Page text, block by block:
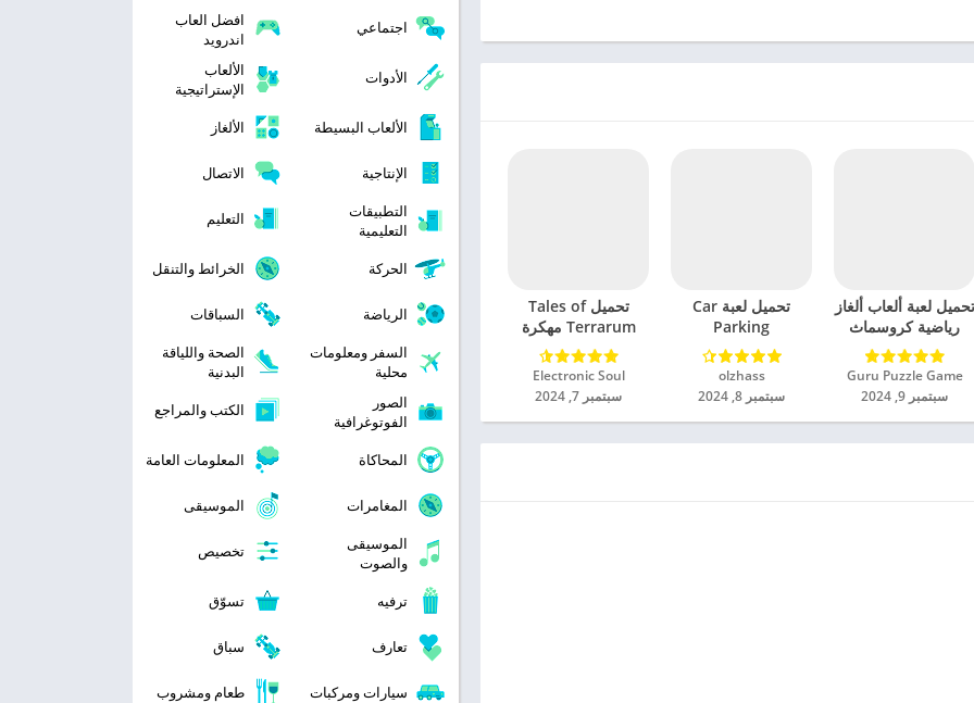
تحميل لعبة ألعاب ألغاز
رياضية كروسماث
مهكرة للاندرويد 2024
Guru Puzzle Game‏
سبتمبر 9, 2024
تحميل لعبة Car
Parking
Multiplayer 2
مهكرة للاندرويد 2024
olzhass‏
سبتمبر 8, 2024
تحميل Tales of
Terrarum مهكرة
للاندرويد 2024
Electronic Soul‏
سبتمبر 7, 2024
اجتماعي
افضل العاب
اندرويد
الأدوات
الألعاب
الإستراتيجية
الألعاب البسيطة
الألغاز
الإنتاجية
الاتصال
التطبيقات
التعليمية
التعليم
الحركة الخرائط والتنقل
الرياضة
السباقات
السفر ومعلومات
محلية
الصحة واللياقة
البدنية
الصور
الفوتوغرافية
الكتب والمراجع
المحاكاة المعلومات العامة
المغامرات
الموسيقى
الموسيقى
والصوت
تخصيص
ترفيه تسوّق
تعارف سباق
سيارات ومركبات طعام ومشروب